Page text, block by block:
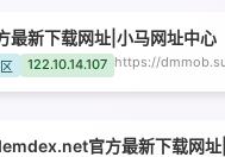
最新下载网址|小马网址中心
122.10.14.107 https://
官方最新下载网址